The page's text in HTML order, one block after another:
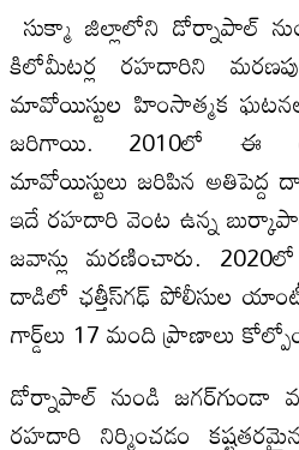
సుక్మా జిల్లాలోని డోర్నాపాల్
కిలోమీటర్ల రహదారిని
మావోయిస్టుల హింసాత్మక
జరిగాయి. 2010లో ఈ
మావోయిస్టులు జరిపిన
ఇదే రహదారి వెంట ఉన్న
జవాన్లు మరణించారు.
దాడిలో ఛత్తీస్‌గఢ్ పోలీసుల యాంటీ
గార్డ్‌లు 17 మంది ప్రాణాలు
డోర్నాపాల్ నుండి జగర్‌గుండా
రహదారి నిర్మించడం